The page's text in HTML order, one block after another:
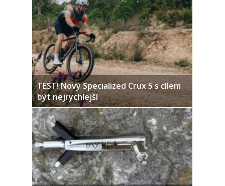
TEST! Nový Specialized Crux 5 s cílem
být nejrychlejší